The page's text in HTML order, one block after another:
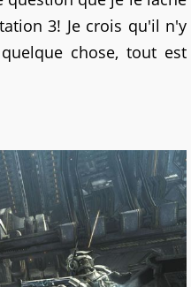
3! Je crois qu'il n'y
chose, tout est